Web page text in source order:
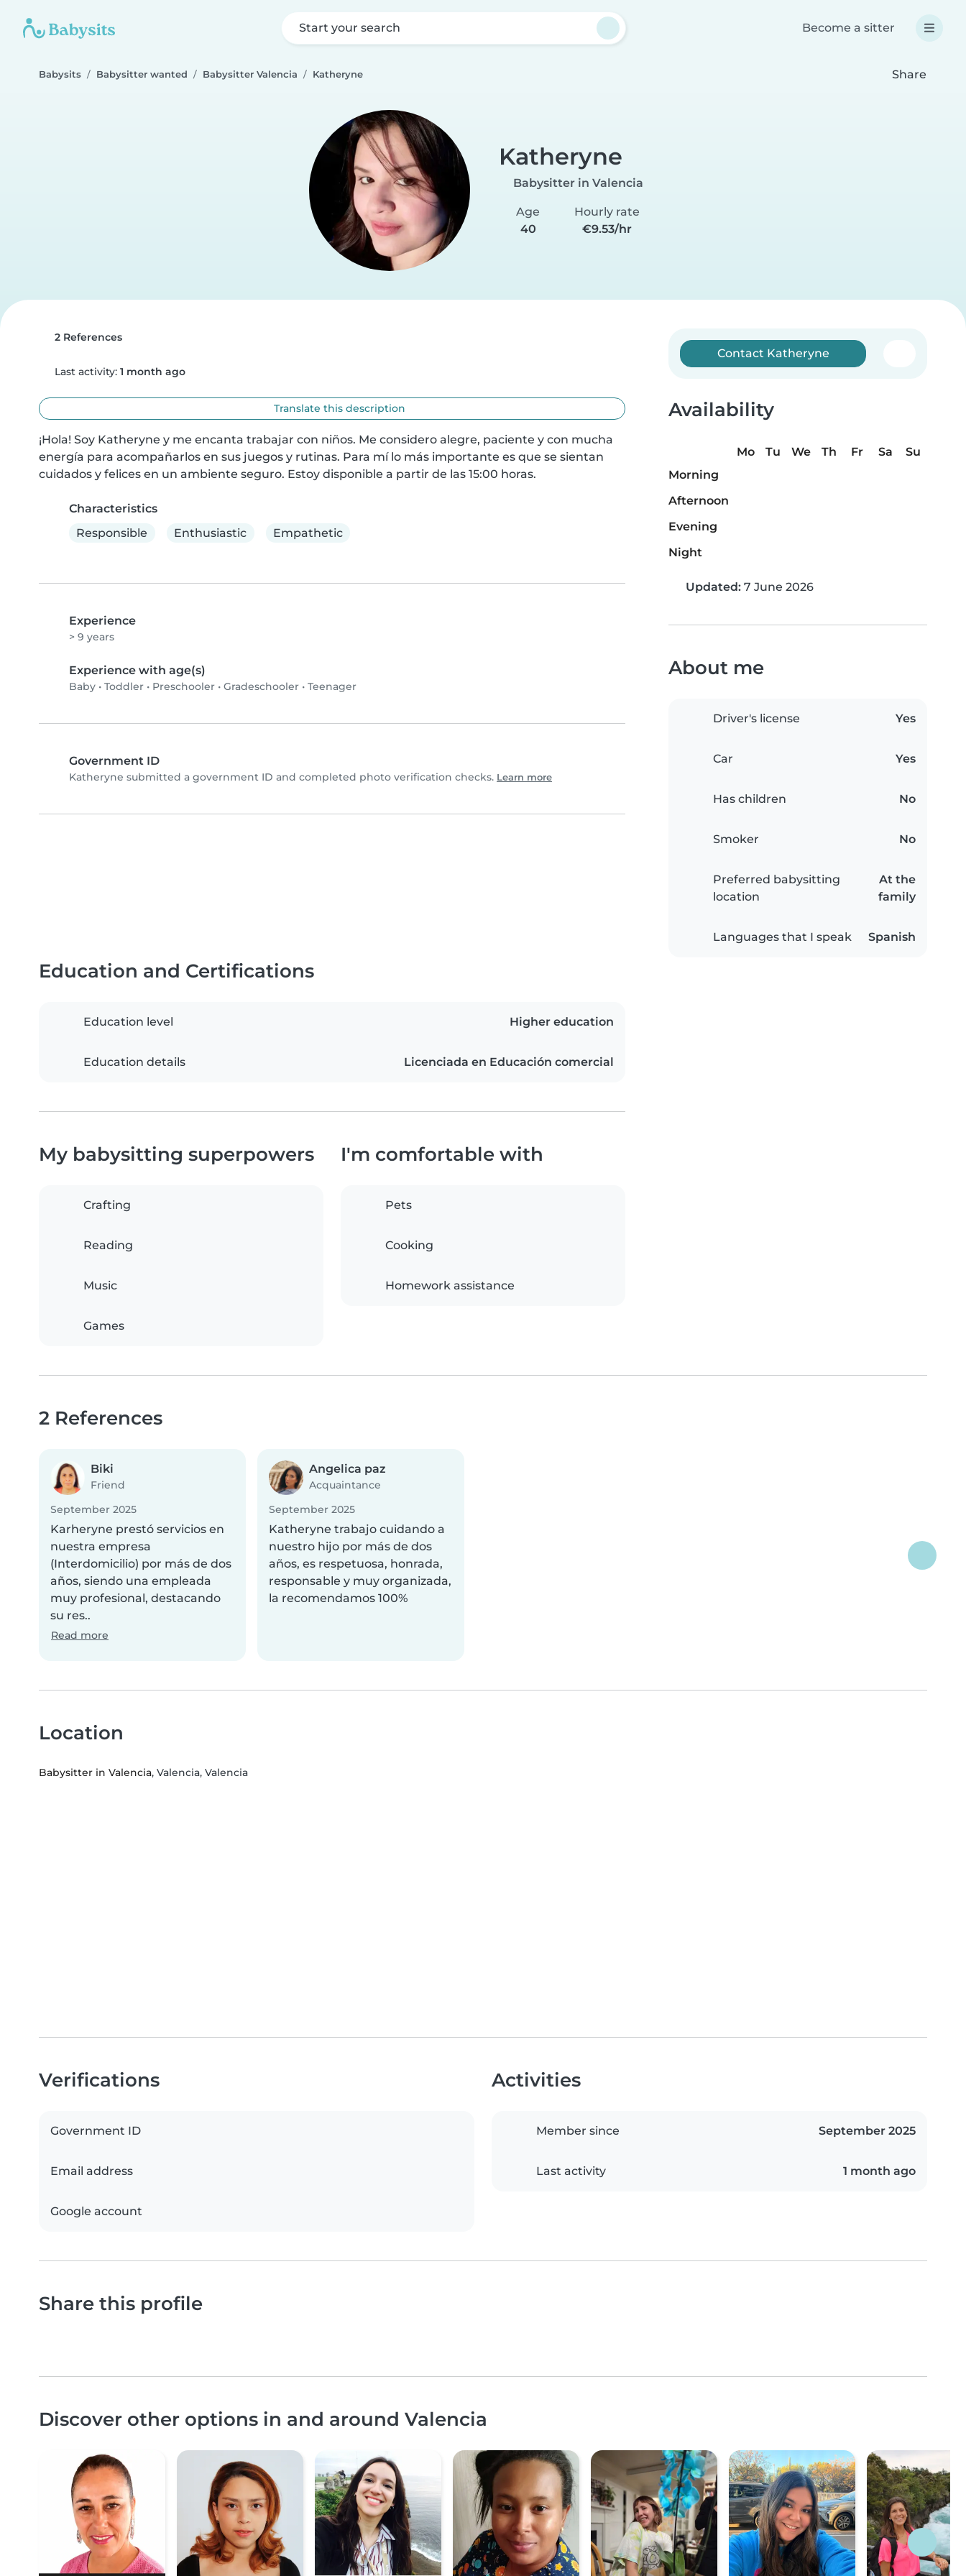
Start your search Become a sitter
Babysits Babysitter wanted Babysitter Valencia Katheryne Share
Katheryne
Babysitter in Valencia
Age
40
Hourly rate
€9.53/hr
2 References
Last activity: 1 month ago
Translate this description
¡Hola! Soy Katheryne y me encanta trabajar con niños. Me considero alegre, paciente y con mucha
energía para acompañarlos en sus juegos y rutinas. Para mí lo más importante es que se sientan
cuidados y felices en un ambiente seguro. Estoy disponible a partir de las 15:00 horas.
Characteristics
Responsible
Enthusiastic Empathetic
Experience
> 9 years
Experience with age(s)
Baby • Toddler • Preschooler • Gradeschooler • Teenager
Government ID
Katheryne submitted a government ID and completed photo verification checks. Learn more
Contact Katheryne
Availability
Mo Tu We Th Fr Sa
Su
Morning
Afternoon
Evening
Night
Updated: 7 June 2026
About me
Driver's license Yes
Car Yes
Has children No
Smoker No
Preferred babysitting
location
At the
family
Languages that I speak Spanish
Education and Certifications
Education level Higher education
Education details Licenciada en Educación comercial
My babysitting superpowers
Crafting
Reading
Music
Games
I'm comfortable with
Pets
Cooking
Homework assistance
2 References
Biki
Friend
September 2025
Karheryne prestó servicios en
nuestra empresa
(Interdomicilio) por más de dos
años, siendo una empleada
muy profesional, destacando
su res..
Read more
Angelica paz
Acquaintance
September 2025
Katheryne trabajo cuidando a
nuestro hijo por más de dos
años, es respetuosa, honrada,
responsable y muy organizada,
la recomendamos 100%
Location
Babysitter in Valencia, Valencia, Valencia
Verifications
Government ID
Email address
Google account
Activities
Member since September 2025
Last activity 1 month ago
Share this profile
Discover other options in and around Valencia